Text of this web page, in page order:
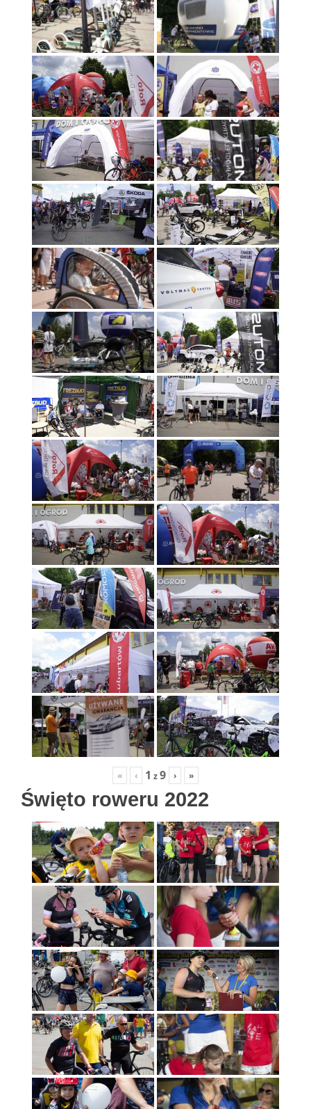
« ‹ 1 z9 › »
Święto roweru 2022